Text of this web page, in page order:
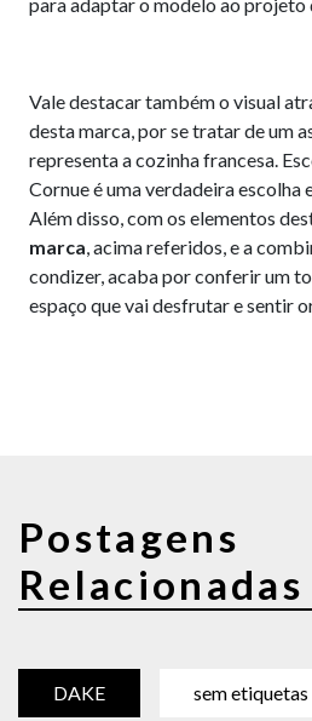
Vale destacar também o visual
desta marca, por se tratar de um
representa a cozinha francesa.
Cornue é uma verdadeira escolha
Além disso, com os elementos
marca, acima referidos, e a
condizer, acaba por conferir um
espaço que vai desfrutar e sentir
Postagens
Relacionadas
DAKE sem etiquetas